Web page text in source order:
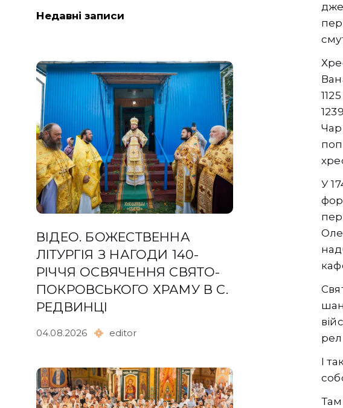
Недавні записи
ВІДЕО. БОЖЕСТВЕННА
ЛІТУРГІЯ З НАГОДИ 140-
РІЧЧЯ ОСВЯЧЕННЯ СВЯТО-
ПОКРОВСЬКОГО ХРАМУ В С.
РЕДВИНЦІ
04.08.2026 editor
У
І
Там